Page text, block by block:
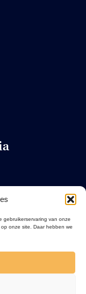
gebruikerservaring van onze
onze site. Daar hebben we